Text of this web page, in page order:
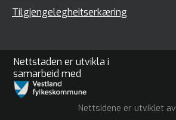
Tilgjengelegheitserkæring
Nettstaden er utvikla i
samarbeid med
Nettsidene er utviklet av